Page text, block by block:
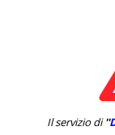
Il servizio di''